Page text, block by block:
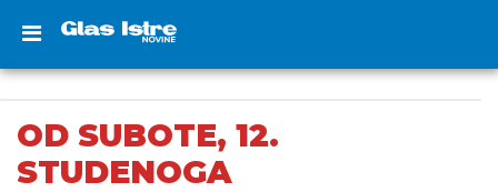
OD SUBOTE, 12.
STUDENOGA